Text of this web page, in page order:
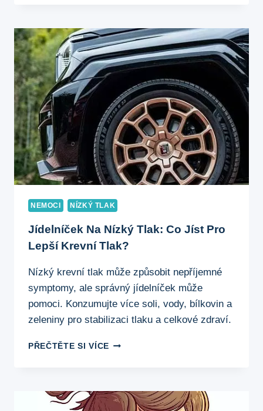
PŘEKONAT
CHRONICKOU
ÚNAVU
NEMOCI NÍZKÝ TLAK
Jídelníček Na Nízký Tlak: Co Jíst Pro
Lepší Krevní Tlak?
Nízký krevní tlak může způsobit nepříjemné
symptomy, ale správný jídelníček může
pomoci. Konzumujte více soli, vody, bílkovin a
zeleniny pro stabilizaci tlaku a celkové zdraví.
PŘEČTĚTE SI VÍCEJÍDELNÍČEK
CO
JÍST